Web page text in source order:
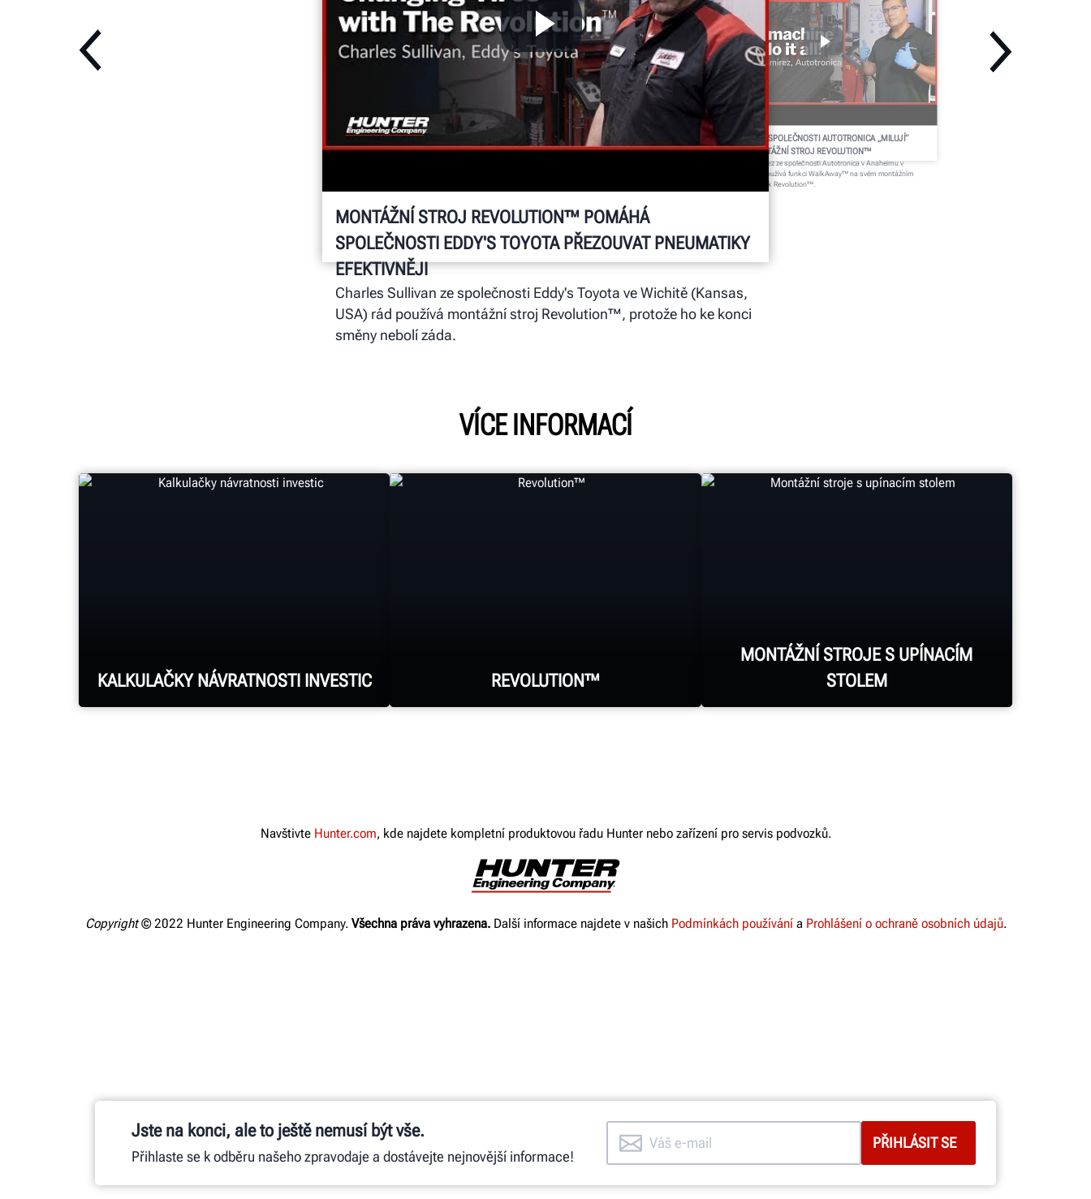
MONTÁŽNÍ STROJ REVOLUTION™ POMÁHÁ
SPOLEČNOSTI EDDY'S TOYOTA PŘEZOUVAT PNEUMATIKY
EFEKTIVNĚJI
Charles Sullivan ze společnosti Eddy's Toyota ve Wichitě (Kansas,
USA) rád používá montážní stroj Revolution™, protože ho ke konci
směny nebolí záda.
PRACOVNÍCI SPOLEČNOSTI AUTOTRONICA „MILUJÍ“
JEJICH MONTÁŽNÍ STROJ REVOLUTION™
Anthony Ramirez ze společnosti Autotronica v Anaheimu v
Kalifornii rád používá funkci WalkAway™ na svém montážním
stroji pneumatik Revolution™.
VÍCE INFORMACÍ
KALKULAČKY NÁVRATNOSTI INVESTIC
VIZ KALKULAČKY NÁVRATNOSTI INVESTIC
REVOLUTION™
demontuje pneumatiku.
MONTÁŽNÍ STROJE S UPÍNACÍM
STOLEM
snadnému ovládání.
Navštivte Hunter.com, kde najdete kompletní produktovou řadu Hunter nebo zařízení pro servis podvozků.
Copyright© 2022 Hunter Engineering Company. Všechna práva vyhrazena.Další informace najdete v našich Podmínkách používánía Prohlášení o ochraně osobních údajů.
Jste na konci, ale to ještě nemusí být vše.
Přihlaste se k odběru našeho zpravodaje a dostávejte nejnovější informace!